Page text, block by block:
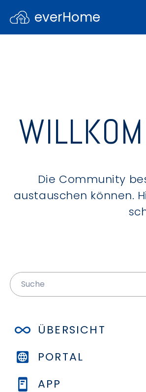
everHome
Die Community
austauschen können.
ÜBERSICHT
PORTAL
APP